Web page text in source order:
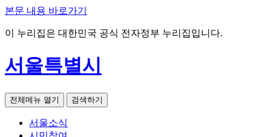
본문 내용 바로가기
이 누리집은 대한민국 공식 전자정부 누리집입니다.
서울특별시
전체메뉴 열기 검색하기
서울소식